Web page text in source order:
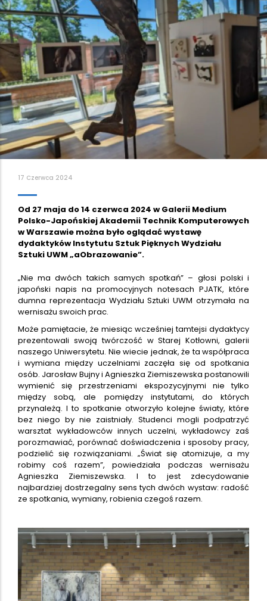
17 Czerwca 2024
Od 27 maja do 14 czerwca 2024 w Galerii Medium
Polsko-Japońskiej Akademii Technik Komputerowych
w Warszawie można było oglądać wystawę
dydaktyków Instytutu Sztuk Pięknych Wydziału
Sztuki UWM „aObrazowanie”.
„Nie ma dwóch takich samych spotkań” – głosi polski i
japoński napis na promocyjnych notesach PJATK, które
dumna reprezentacja Wydziału Sztuki UWM otrzymała na
wernisażu swoich prac.
Może pamiętacie, że miesiąc wcześniej tamtejsi dydaktycy
prezentowali swoją twórczość w Starej Kotłowni, galerii
naszego Uniwersytetu. Nie wiecie jednak, że ta współpraca
i wymiana między uczelniami zaczęła się od spotkania
osób. Jarosław Bujny i Agnieszka Ziemiszewska postanowili
wymienić się przestrzeniami ekspozycyjnymi nie tylko
między sobą, ale pomiędzy instytutami, do których
przynależą. I to spotkanie otworzyło kolejne światy, które
bez niego by nie zaistniały. Studenci mogli podpatrzyć
warsztat wykładowców innych uczelni, wykładowcy zaś
porozmawiać, porównać doświadczenia i sposoby pracy,
podzielić się rozwiązaniami. „Świat się atomizuje, a my
robimy coś razem”, powiedziała podczas wernisażu
Agnieszka Ziemiszewska. I to jest zdecydowanie
najbardziej dostrzegalny sens tych dwóch wystaw: radość
ze spotkania, wymiany, robienia czegoś razem.